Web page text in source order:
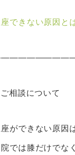
できない原因と
相談について
ができない原因
では膝だけでな